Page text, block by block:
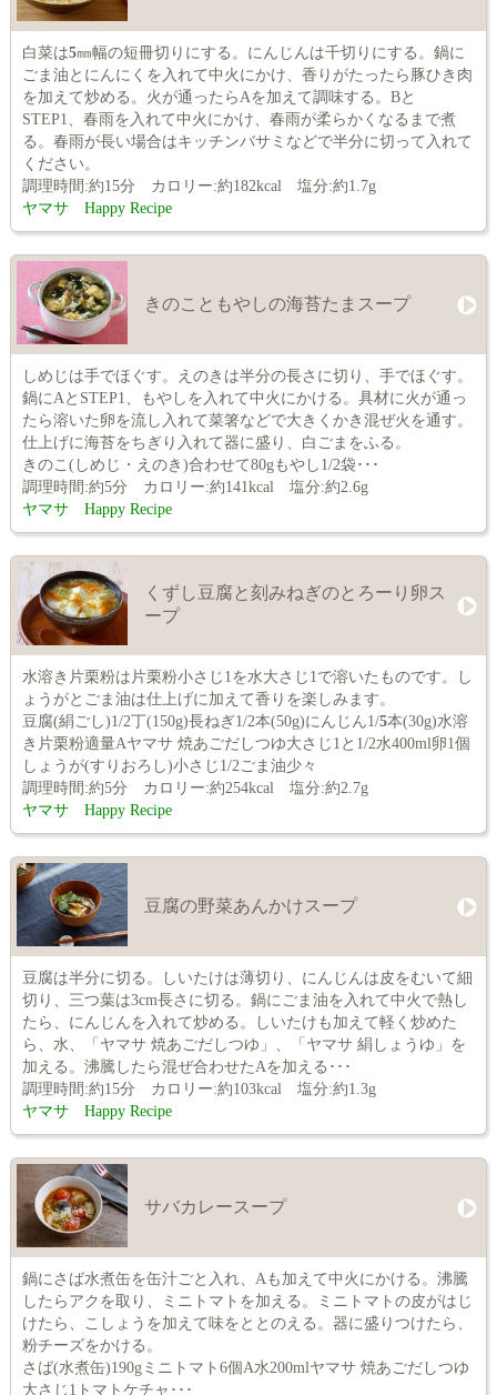
白菜は5㎜幅の短冊切りにする。にんじんは千切りにする。鍋に
ごま油とにんにくを入れて中火にかけ、香りがたったら豚ひき肉
を加えて炒める。火が通ったらAを加えて調味する。Bと
STEP1、春雨を入れて中火にかけ、春雨が柔らかくなるまで煮
る。春雨が長い場合はキッチンバサミなどで半分に切って入れて
ください。
調理時間:約15分 カロリー:約182kcal 塩分:約1.7g
ヤマサ Happy Recipe
きのこともやしの海苔たまスープ
しめじは手でほぐす。えのきは半分の長さに切り、手でほぐす。
鍋にAとSTEP1、もやしを入れて中火にかける。具材に火が通っ
たら溶いた卵を流し入れて菜箸などで大きくかき混ぜ火を通す。
仕上げに海苔をちぎり入れて器に盛り、白ごまをふる。
きのこ(しめじ・えのき)合わせて80gもやし1/2袋･･･
調理時間:約5分 カロリー:約141kcal 塩分:約2.6g
ヤマサ Happy Recipe
くずし豆腐と刻みねぎのとろーり卵ス
ープ
水溶き片栗粉は片栗粉小さじ1を水大さじ1で溶いたものです。し
ょうがとごま油は仕上げに加えて香りを楽しみます。
豆腐(絹ごし)1/2丁(150g)長ねぎ1/2本(50g)にんじん1/5本(30g)水溶
き片栗粉適量Aヤマサ 焼あごだしつゆ大さじ1と1/2水400ml卵1個
しょうが(すりおろし)小さじ1/2ごま油少々
調理時間:約5分 カロリー:約254kcal 塩分:約2.7g
ヤマサ Happy Recipe
豆腐の野菜あんかけスープ
豆腐は半分に切る。しいたけは薄切り、にんじんは皮をむいて細
切り、三つ葉は3cm長さに切る。鍋にごま油を入れて中火で熱し
たら、にんじんを入れて炒める。しいたけも加えて軽く炒めた
ら、水、「ヤマサ 焼あごだしつゆ」、「ヤマサ 絹しょうゆ」を
加える。沸騰したら混ぜ合わせたAを加える･･･
調理時間:約15分 カロリー:約103kcal 塩分:約1.3g
ヤマサ Happy Recipe
サバカレースープ
鍋にさば水煮缶を缶汁ごと入れ、Aも加えて中火にかける。沸騰
したらアクを取り、ミニトマトを加える。ミニトマトの皮がはじ
けたら、こしょうを加えて味をととのえる。器に盛りつけたら、
粉チーズをかける。
さば(水煮缶)190gミニトマト6個A水200mlヤマサ 焼あごだしつゆ
大さじ1トマトケチャ･･･